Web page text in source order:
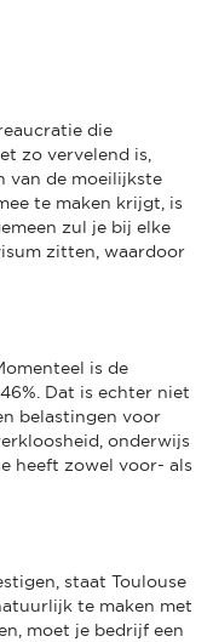
die
zo vervelend is,
van de moeilijkste
te maken krijgt, is
zul je bij elke
zitten, waardoor
is de
Dat is echter niet
belastingen voor
onderwijs
heeft zowel voor- als
staat Toulouse
te maken met
moet je bedrijf een